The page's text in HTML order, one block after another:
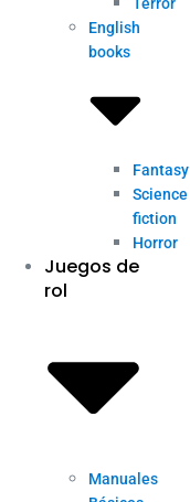
English
books
Fantasy
Science
fiction
Horror
Juegos de
rol
Manuales